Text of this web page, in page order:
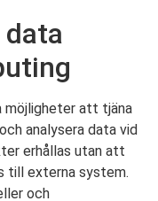
möjligheter att tjäna
analysera data vid
erhållas utan att
till externa system.
och